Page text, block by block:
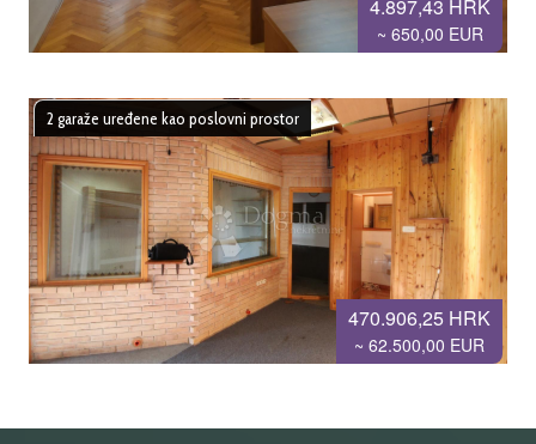
4.897,43 HRK
~ 650,00 EUR
470.906,25 HRK
~ 62.500,00 EUR
2 garaže uređene kao poslovni prostor